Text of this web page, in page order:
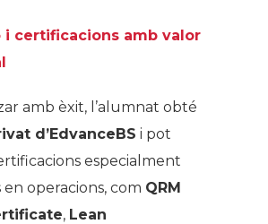
i certificacions amb valor
amb èxit, l’alumnat obté
d’EdvanceBS i pot
especialment
en operacions, com QRM
, Lean